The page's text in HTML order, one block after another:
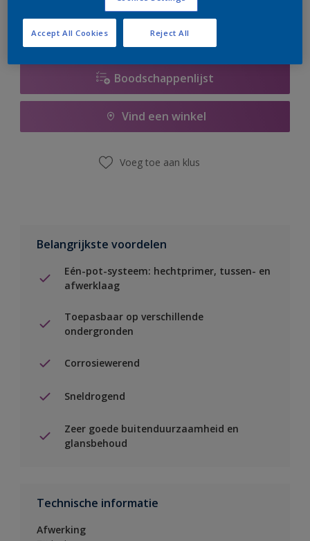
Boodschappenlijst
Vind een winkel
Voeg toe aan klus
Belangrijkste voordelen
Eén-pot-systeem: hechtprimer, tussen- en
afwerklaag
Toepasbaar op verschillende
ondergronden
Corrosiewerend
Sneldrogend
Zeer goede buitenduurzaamheid en
glansbehoud
Technische informatie
Afwerking
Reject All
Accept All Cookies